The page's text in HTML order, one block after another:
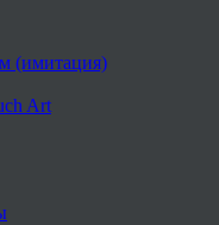
(имитация)
Art